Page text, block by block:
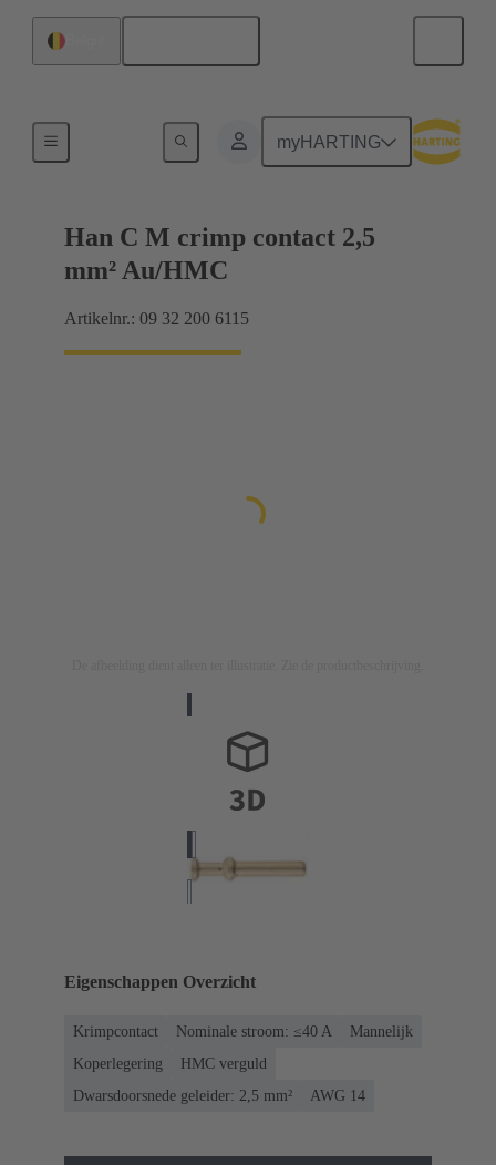
myHARTING
Han C M crimp contact 2,5
mm² Au/HMC
Artikelnr.: 09 32 200 6115
Eigenschappen Overzicht
Krimpcontact Nominale stroom: ≤40 A
Mannelijk
Koperlegering
HMC verguld
Dwarsdoorsnede geleider: 2,5 mm²
AWG 14